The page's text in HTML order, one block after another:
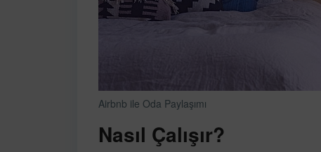
Airbnb ile Oda Paylaşımı
Nasıl Çalışır?